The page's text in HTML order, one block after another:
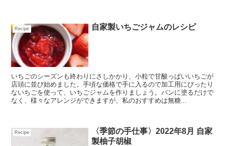
Recipe 自家製いちごジャムのレシピ
いちごのシーズンも終わりにさしかかり、小粒で甘酸っぱいいちごが
店頭に並び始めました。手頃な価格で手に入るので加工用にぴったり
ないちごを使って、いちごジャムを作りましょう。パンに塗るだけで
なく、様々なアレンジができますが、私のおすすめは無糖...
Recipe
〈季節の手仕事〉2022年8月 自家
製柚子胡椒